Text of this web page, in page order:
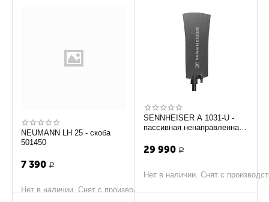
NEUMANN LH 25 - cкоба
501450
7 390 Р
Нет в наличии. Снят с производства
SENNHEISER A 1031-U -
пассивная ненаправленная
29 990 Р
Нет в наличии. Снят с